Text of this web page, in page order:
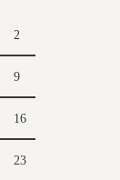
2
9
16
23